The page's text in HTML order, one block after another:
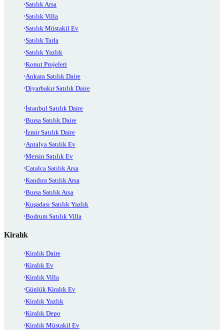
Satılık Arsa
Satılık Villa
Satılık Müstakil Ev
Satılık Tarla
Satılık Yazlık
Konut Projeleri
Ankara Satılık Daire
Diyarbakır Satılık Daire
İstanbul Satılık Daire
Bursa Satılık Daire
İzmir Satılık Daire
Antalya Satılık Ev
Mersin Satılık Ev
Çatalca Satılık Arsa
Kandıra Satılık Arsa
Bursa Satılık Arsa
Kuşadası Satılık Yazlık
Bodrum Satılık Villa
Kiralık
Kiralık Daire
Kiralık Ev
Kiralık Villa
Günlük Kiralık Ev
Kiralık Yazlık
Kiralık Depo
Kiralık Müstakil Ev